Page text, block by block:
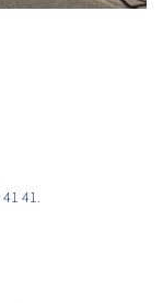
41.